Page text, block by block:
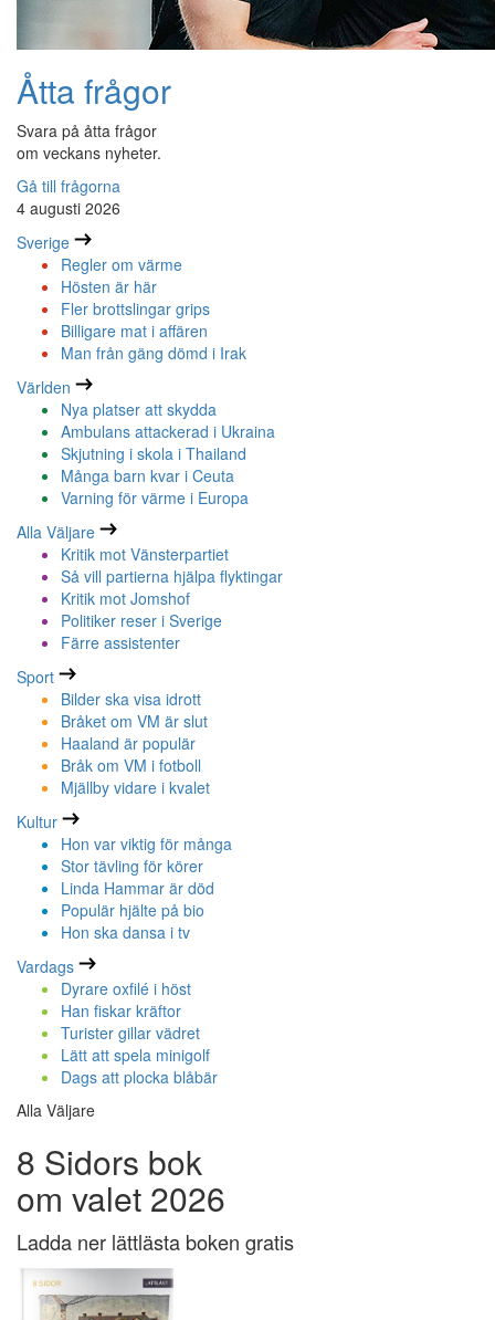
Åtta frågor
Svara på åtta frågor
om veckans nyheter.
Gå till frågorna
4 augusti 2026
Sverige
Regler om värme
Hösten är här
Fler brottslingar grips
Billigare mat i affären
Man från gäng dömd i Irak
Världen
Nya platser att skydda
Ambulans attackerad i Ukraina
Skjutning i skola i Thailand
Många barn kvar i Ceuta
Varning för värme i Europa
Alla Väljare
Kritik mot Vänsterpartiet
Så vill partierna hjälpa flyktingar
Kritik mot Jomshof
Politiker reser i Sverige
Färre assistenter
Sport
Bilder ska visa idrott
Bråket om VM är slut
Haaland är populär
Bråk om VM i fotboll
Mjällby vidare i kvalet
Kultur
Hon var viktig för många
Stor tävling för körer
Linda Hammar är död
Populär hjälte på bio
Hon ska dansa i tv
Vardags
Dyrare oxfilé i höst
Han fiskar kräftor
Turister gillar vädret
Lätt att spela minigolf
Dags att plocka blåbär
Alla Väljare
8 Sidors bok
om valet 2026
Ladda ner lättlästa boken gratis